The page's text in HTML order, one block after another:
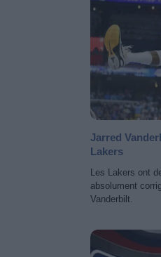
Jarred
Lakers
Les Lakers ont
absolument
Vanderbilt.